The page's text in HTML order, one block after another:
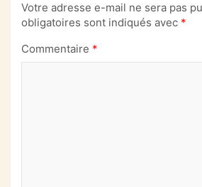
Votre adresse e-mail ne sera pas
obligatoires sont indiqués avec *
Commentaire *